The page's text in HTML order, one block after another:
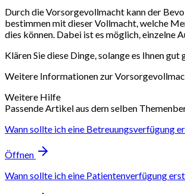
Durch die Vorsorgevollmacht kann der
bestimmen mit dieser Vollmacht, welche
dies können. Dabei ist es möglich, einzelne
Klären Sie diese Dinge, solange es Ihnen
Weitere Informationen zur
Weitere Hilfe
Passende Artikel aus dem selben
Wann sollte ich eine Betreuungsverfügung
Öffnen
Wann sollte ich eine Patientenverfügung